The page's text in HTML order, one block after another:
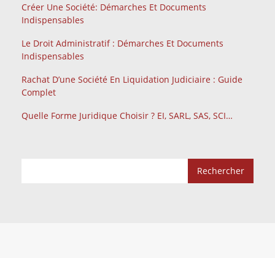
Créer Une Société: Démarches Et Documents
Indispensables
Le Droit Administratif : Démarches Et Documents
Indispensables
Rachat D’une Société En Liquidation Judiciaire : Guide
Complet
Quelle Forme Juridique Choisir ? EI, SARL, SAS, SCI…